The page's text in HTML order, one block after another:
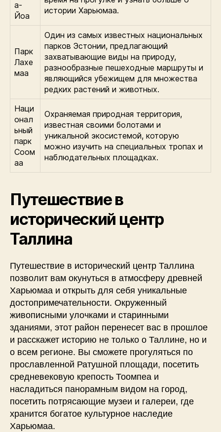
а-
Йоа
истории Харьюмаа.
Парк
Лахе
маа
Один из самых известных национальных
парков Эстонии, предлагающий
захватывающие виды на природу,
разнообразные пешеходные маршруты и
являющийся убежищем для множества
редких растений и животных.
Наци
онал
ьный
парк
Соом
аа
Охраняемая природная территория,
известная своими болотами и
уникальной экосистемой, которую
можно изучить на специальных тропах и
наблюдательных площадках.
Путешествие в
исторический центр
Таллина
Путешествие в исторический центр Таллина
позволит вам окунуться в атмосферу древней
Харьюмаа и открыть для себя уникальные
достопримечательности. Окруженный
живописными улочками и старинными
зданиями, этот район перенесет вас в прошлое
и расскажет историю не только о Таллине, но и
о всем регионе. Вы сможете прогуляться по
прославленной Ратушной площади, посетить
средневековую крепость Тоомпеа и
насладиться панорамным видом на город,
посетить потрясающие музеи и галереи, где
хранится богатое культурное наследие
Харьюмаа.